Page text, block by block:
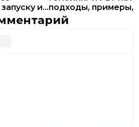
и
сетки
подходы, примеры,
особенности